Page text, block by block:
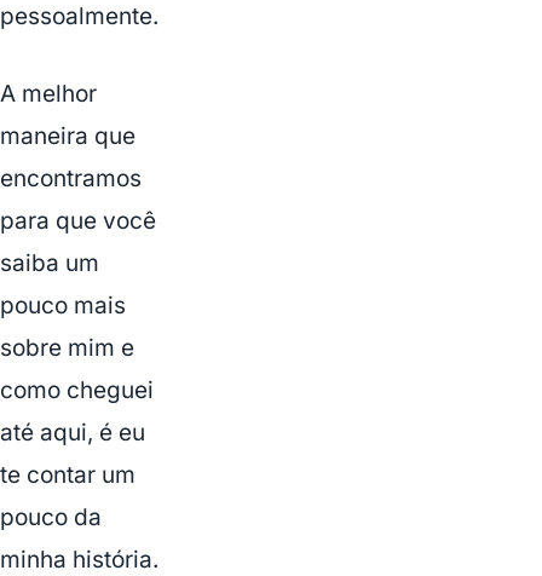
pessoalmente.
A melhor
maneira que
encontramos
para que você
saiba um
pouco mais
sobre mim e
como cheguei
até aqui, é eu
te contar um
pouco da
minha história.